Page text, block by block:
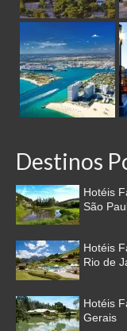
Destinos
Hotéis
São
Hotéis
Rio de
Hotéis
Gerais